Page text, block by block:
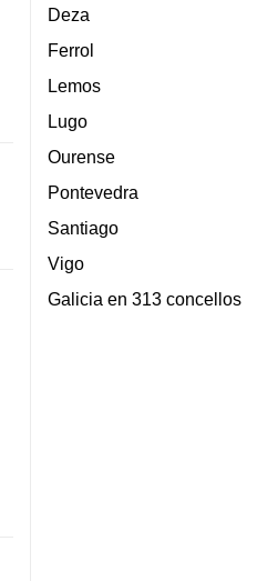
Deza
Ferrol
Lemos
Lugo
Ourense
Pontevedra
Santiago
Vigo
Galicia en 313 concellos